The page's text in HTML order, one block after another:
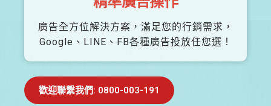
廣告全方位解決方案，滿足您的行銷需求，
Google、LINE、FB各種廣告投放任您選！
歡迎聯繫我們: 0800-003-191